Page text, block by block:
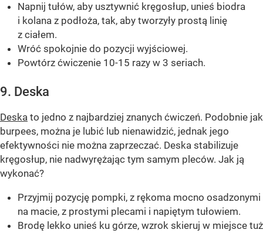
Napnij tułów, aby usztywnić kręgosłup, unieś biodra
i kolana z podłoża, tak, aby tworzyły prostą linię
z ciałem.
Wróć spokojnie do pozycji wyjściowej.
Powtórz ćwiczenie 10-15 razy w 3 seriach.
9. Deska
Deska to jedno z najbardziej znanych ćwiczeń. Podobnie jak
burpees, można je lubić lub nienawidzić, jednak jego
efektywności nie można zaprzeczać. Deska stabilizuje
kręgosłup, nie nadwyrężając tym samym pleców. Jak ją
wykonać?
Przyjmij pozycję pompki, z rękoma mocno osadzonymi
na macie, z prostymi plecami i napiętym tułowiem.
Brodę lekko unieś ku górze, wzrok skieruj w miejsce tuż